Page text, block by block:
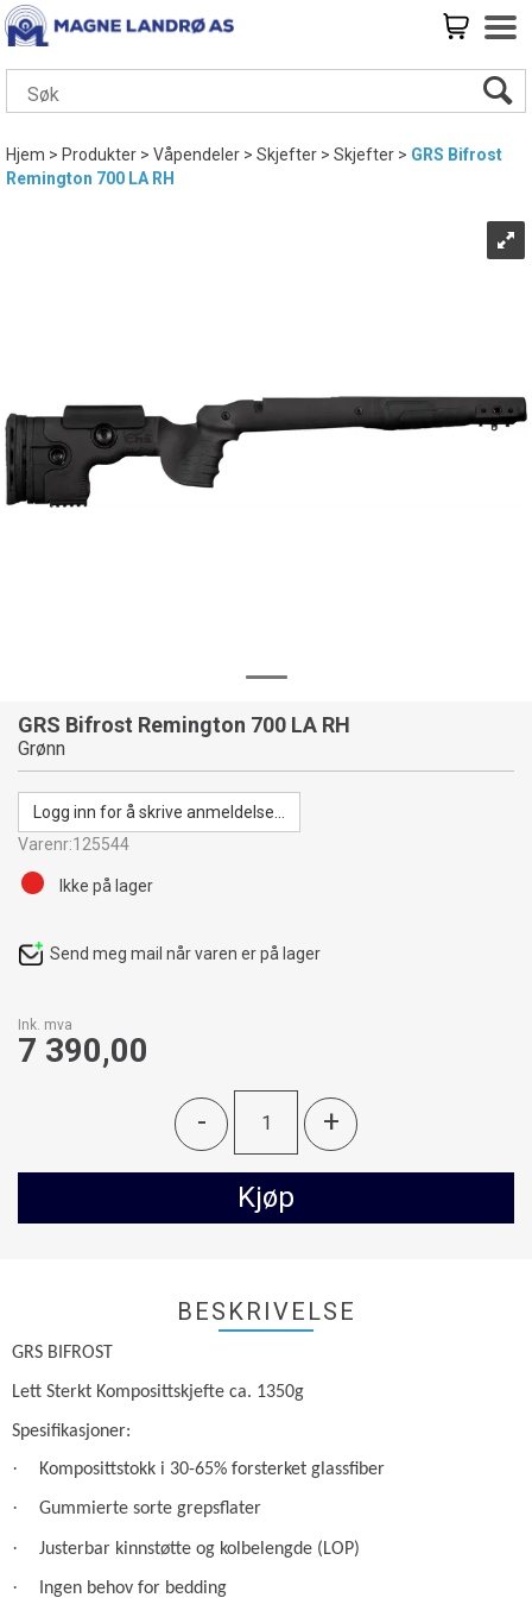
Hjem>Produkter>Våpendeler>Skjefter>Skjefter>GRS Bifrost
Remington 700 LA RH
GRS Bifrost Remington 700 LA RH
Grønn
Logg inn for å skrive anmeldelse...
Varenr:125544
Ink. mva
7 390,00
- +
Kjøp
Ikke på lager
Send meg mail når varen er på lager
BESKRIVELSE
GRS BIFROST
Lett Sterkt Komposittskjefte ca. 1350g
Spesifikasjoner:
· Komposittstokk i 30-65% forsterket glassfiber
· Gummierte sorte grepsflater
· Justerbar kinnstøtte og kolbelengde (LOP)
· Ingen behov for bedding